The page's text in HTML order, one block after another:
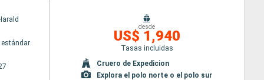
desde
US$ 1,940
Tasas incluidas
Cruero de Expedicion
Explora el polo norte o el polo sur